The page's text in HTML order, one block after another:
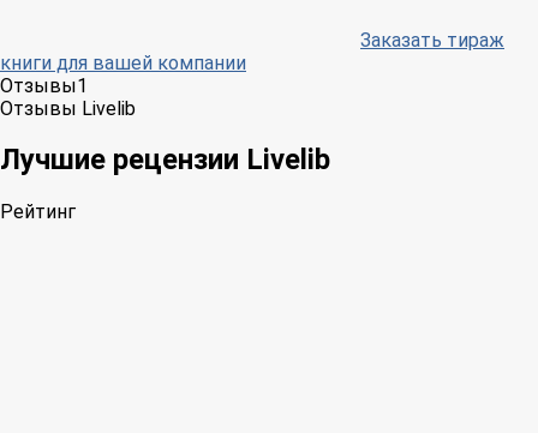
Заказать тираж
книги для вашей компании
Отзывы1
Отзывы Livelib
Лучшие рецензии Livelib
Рейтинг